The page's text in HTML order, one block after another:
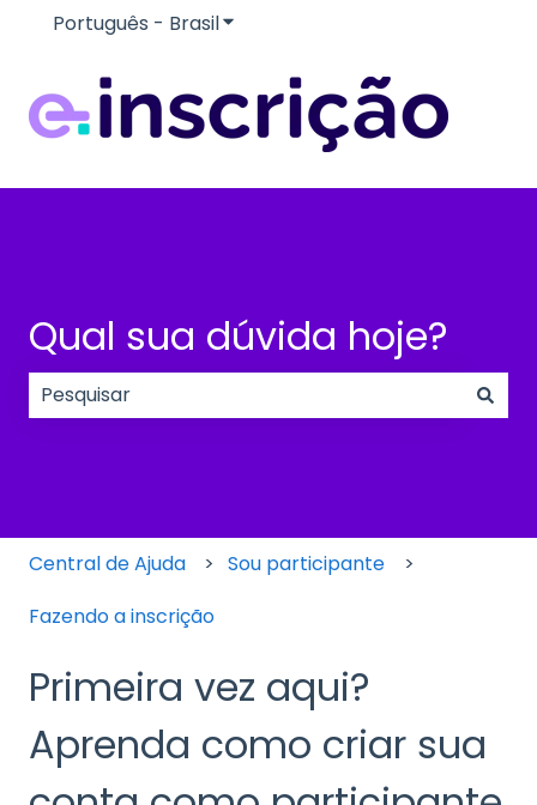
Português - BrasilMostrar submenu para traduções
Qual sua dúvida hoje?
Central de Ajuda
Sou participante
Fazendo a inscrição
Primeira vez aqui?
Aprenda como criar sua